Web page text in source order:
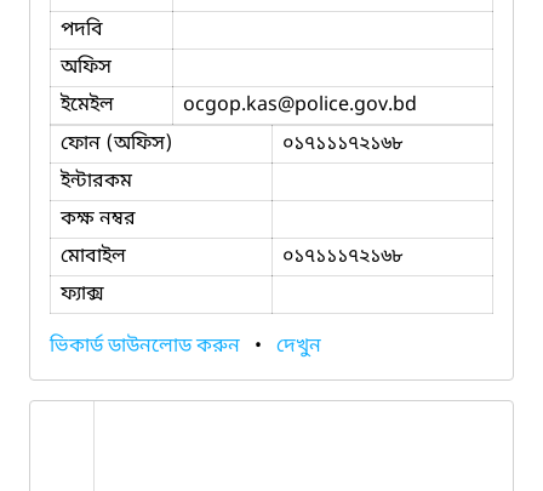
পদবি
অফিস
ইমেইল
ocgop.kas@police.gov.bd
ফোন (অফিস)
০১৭১১১৭২১৬৮
ইন্টারকম
কক্ষ নম্বর
মোবাইল
০১৭১১১৭২১৬৮
ফ্যাক্স
ভিকার্ড ডাউনলোড করুন • দেখুন